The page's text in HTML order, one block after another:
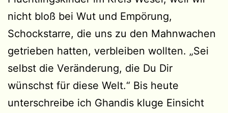
nicht bloß bei Wut und Empörung,
Schockstarre, die uns zu den Mahnwachen
getrieben hatten, verbleiben wollten. „Sei
selbst die Veränderung, die Du Dir
wünschst für diese Welt.“ Bis heute
unterschreibe ich Ghandis kluge Einsicht